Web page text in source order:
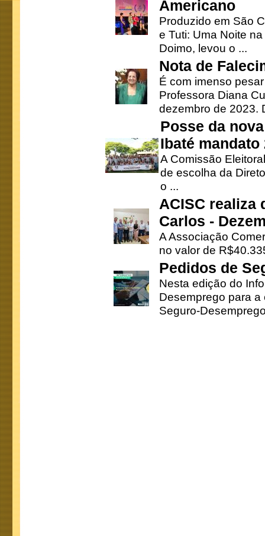
Americano
Produzido em São
e Tuti: Uma Noite
Doimo, levou o ...
Nota de
É com imenso
Professora Diana
dezembro de 2023.
Posse da
Ibaté mandato
A Comissão
de escolha da
o ...
ACISC realiza
Carlos -
A Associação
no valor de
Pedidos de
Nesta edição do
Desemprego para
Seguro-